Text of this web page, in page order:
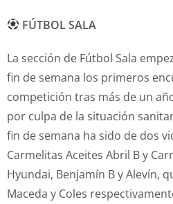
FÚTBOL SALA
La sección de Fútbol Sala
fin de semana los primeros
competición tras más de un
por culpa de la situación
fin de semana ha sido de dos
Carmelitas Aceites Abril B y
Hyundai, Benjamín B y Alevín,
Maceda y Coles